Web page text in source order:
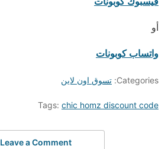
أو
واتساب كوبونات
Categories: تسوق اون لاين
Tags: chic homz discount code
Leave a Comment